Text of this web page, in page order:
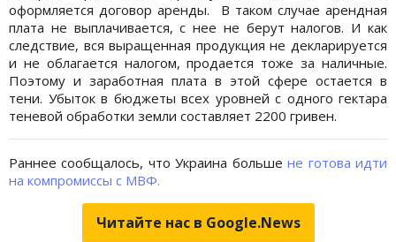
оформляется договор аренды. В таком случае арендная
плата не выплачивается, с нее не берут налогов. И как
следствие, вся выращенная продукция не декларируется
и не облагается налогом, продается тоже за наличные.
Поэтому и заработная плата в этой сфере остается в
тени. Убыток в бюджеты всех уровней с одного гектара
теневой обработки земли составляет 2200 гривен.
Раннее сообщалось, что Украина большене готова идти
на компромиссы с МВФ.
Читайте нас в Google.News